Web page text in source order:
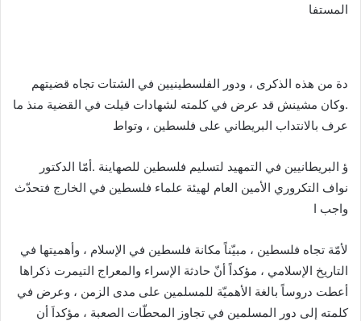
المستفا
دة من هذه الذكرى ، ودور الفلسطينيين في الشتات تجاه قضيتهم
.وكان مشينش قد عرض في كلمته لشهادات قيلت في القضية منذ ما
عرف بالانتداب البريطاني على فلسطين ، وتواط
ؤ البريطانيين في التمهيد لتسليم فلسطين للصهاينة .أمّا الدكتور
نواف التكروري الأمين العام لهيئة علماء فلسطين في الخارج فتحدّث
واجب ا
لأمّة تجاه فلسطين ، مبيّناً مكانة فلسطين في الإسلام ، وأهميتها في
التاريخ الإسلامي ، مؤكداً أنّ حادثة الإسراء والمعراج التيمرت ذكراها
أعطت دروساً بالغة الأهميّة للمسلمين على مدى الزمن ، وعرض في
كلمته إلى دور المسلمين في تجاوز المحطّات الصعبة ، مؤكداَ أن